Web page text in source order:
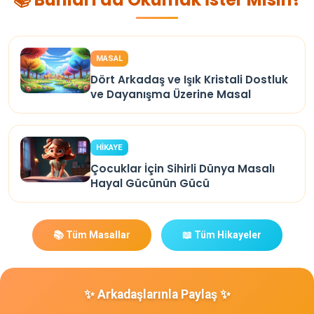
MASAL
Dört Arkadaş ve Işık Kristali Dostluk
ve Dayanışma Üzerine Masal
HİKAYE
Çocuklar İçin Sihirli Dünya Masalı
Hayal Gücünün Gücü
📚 Tüm Masallar 📖 Tüm Hikayeler
✨ Arkadaşlarınla Paylaş ✨